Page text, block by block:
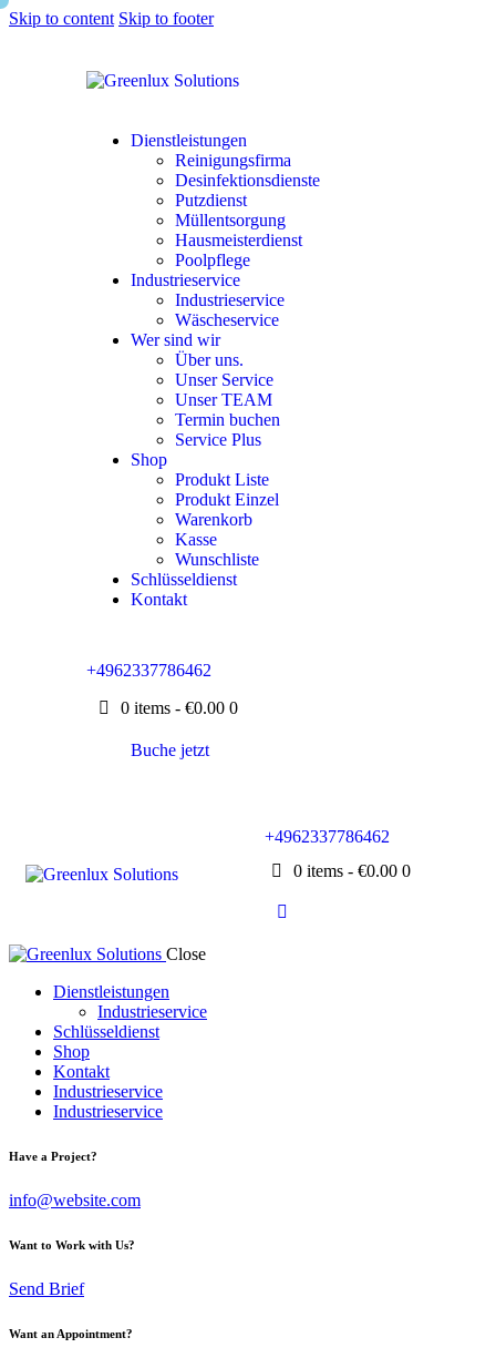
Skip to content Skip to footer
Dienstleistungen
Reinigungsfirma
Desinfektionsdienste
Putzdienst
Müllentsorgung
Hausmeisterdienst
Poolpflege
Industrieservice
Industrieservice
Wäscheservice
Wer sind wir
Über uns.
Unser Service
Unser TEAM
Termin buchen
Service Plus
Shop
Produkt Liste
Produkt Einzel
Warenkorb
Kasse
Wunschliste
Schlüsseldienst
Kontakt
+4962337786462
0 items - €0.00 0
Buche jetzt
+4962337786462
0 items - €0.00 0
Close
Dienstleistungen
Industrieservice
Schlüsseldienst
Shop
Kontakt
Industrieservice
Industrieservice
Have a Project?
info@website.com
Want to Work with Us?
Send Brief
Want an Appointment?